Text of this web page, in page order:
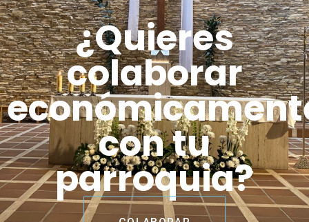
¿Quieres
colaborar
con tu
parroquia?